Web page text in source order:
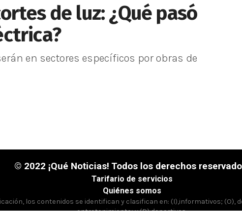
de luz: ¿Qué pasó
en sectores específicos por obras de
© 2022 ¡Qué Noticias! Todos los derechos
Tarifario de servicios
Quiénes somos
los contenidos se identifican y clasifican en: (I),informativos;
entretenimiento; y (D),deportivos.